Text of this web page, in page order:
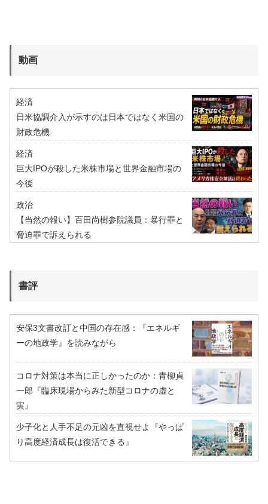
動画
経済
日米協調介入が示すのは日本ではなく米国の
財政危機
経済
巨大IPOが殺した米株市場と世界金融市場の
今後
政治
【当然の報い】百田尚樹参院議員：暴行罪と
脅迫罪で訴えられる
書評
安保3文書改訂と中国の存在感：『エネルギ
ーの地政学』を読みながら
コロナ対策は本当に正しかったのか：青柳貞
一郎『臨床現場からみた新型コロナの虚と
実』
少子化と人手不足の元凶を直視せよ『やっぱ
り高度経済成長は復活できる』